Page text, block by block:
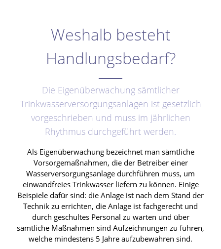
Weshalb besteht
Handlungsbedarf?
Die Eigenüberwachung sämtlicher
Trinkwasserversorgungsanlagen ist gesetzlich
vorgeschrieben und muss im jährlichen
Rhythmus durchgeführt werden.
Als Eigenüberwachung bezeichnet man sämtliche
Vorsorgemaßnahmen, die der Betreiber einer
Wasserversorgungsanlage durchführen muss, um
einwandfreies Trinkwasser liefern zu können. Einige
Beispiele dafür sind: die Anlage ist nach dem Stand der
Technik zu errichten, die Anlage ist fachgerecht und
durch geschultes Personal zu warten und über
sämtliche Maßnahmen sind Aufzeichnungen zu führen,
welche mindestens 5 Jahre aufzubewahren sind.